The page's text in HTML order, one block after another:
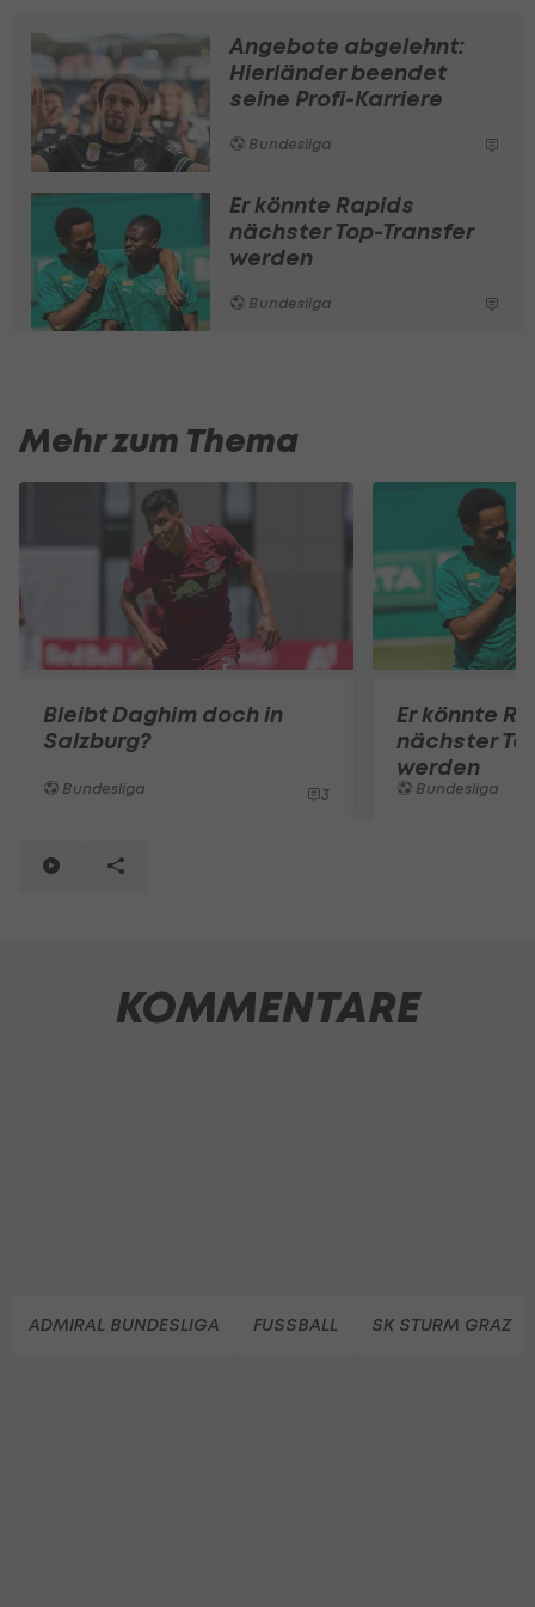
Angebote abgelehnt:
Hierländer beendet
seine Profi-Karriere
Bundesliga
Er könnte Rapids
nächster Top-Transfer
werden
Bundesliga
Mehr zum Thema
Bleibt Daghim doch in
Salzburg?
Bundesliga 3
Er könnte
nächster
werden
Bundesliga
KOMMENTARE
ADMIRAL BUNDESLIGA FUSSBALL SK STURM GRAZ